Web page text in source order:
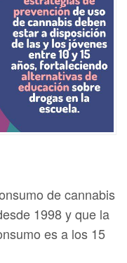
de cannabis
1998 y que la
es a los 15